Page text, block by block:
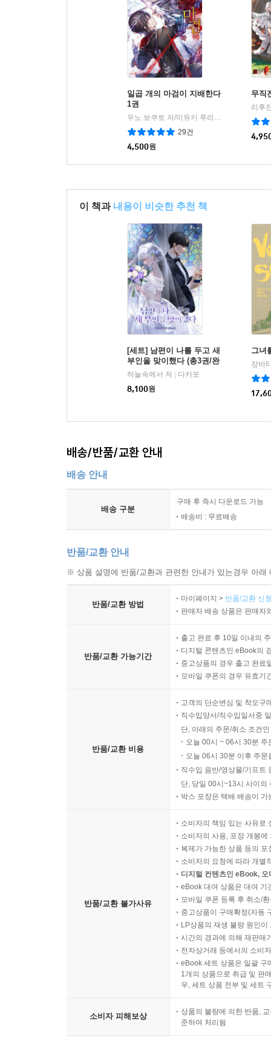
일곱 개의 마검이 지배한다
1권
우노 보쿠토 저/미유키 루리아 그림
학산문
29건
4,500원
무직
이 책과 내용이 비슷한 추천 책
[세트] 남편이 나를 두고 새
부인을 맞이했다 (총3권/완
결)
하늘속에서 저
다카포
8,100원
그녀
배송/반품/교환 안내
배송 안내
배송 구분
구매 후 즉시 다운로드 가능
배송비 : 무료배송
반품/교환 안내
※ 상품 설명에 반품/교환과 관련한 안내가 있는경우 아
반품/교환 방법
마이페이지 > 반품/교환 신
판매자 배송 상품은 판매자
반품/교환 가능기간
출고 완료 후 10일 이내의
디지털 콘텐츠인 eBook의
중고상품의 경우 출고 완료
모바일 쿠폰의 경우 유효기
반품/교환 비용
고객의 단순변심 및 착오구
직수입양서/직수입일서중
단, 아래의 주문/취소 조건
오늘 00시 ~ 06시 30분
오늘 06시 30분 이후 주
직수입 음반/영상물/기프트
단, 당일 00시~13시 사이의
박스 포장은 택배 배송이
반품/교환 불가사유
소비자의 책임 있는 사유로
소비자의 사용, 포장 개봉
복제가 가능한 상품 등의
소비자의 요청에 따라 개별
디지털 컨텐츠인 eBook,
eBook 대여 상품은 대여 기
모바일 쿠폰 등록 후 취소/
중고상품이 구매확정(자동
LP상품의 재생 불량 원인
시간의 경과에 의해 재판매
전자상거래 등에서의 소비
eBook 세트 상품은 일괄 구
1개의 상품으로 취급 및 판
우, 세트 상품 전부 및 세트
소비자 피해보상
상품의 불량에 의한 반품,
준하여 처리됨